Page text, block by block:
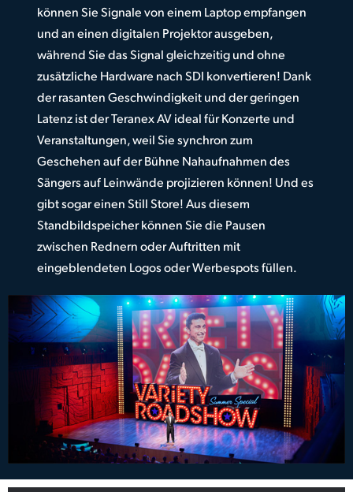
können Sie Signale von einem Laptop empfangen
und an einen digitalen Projektor ausgeben,
während Sie das Signal gleichzeitig und ohne
zusätzliche Hardware nach SDI konvertieren! Dank
der rasanten Geschwindigkeit und der geringen
Latenz ist der Teranex AV ideal für Konzerte und
Veranstaltungen, weil Sie synchron zum
Geschehen auf der Bühne Nahaufnahmen des
Sängers auf Leinwände projizieren können! Und es
gibt sogar einen Still Store! Aus diesem
Standbildspeicher können Sie die Pausen
zwischen Rednern oder Auftritten mit
eingeblendeten Logos oder Werbespots füllen.